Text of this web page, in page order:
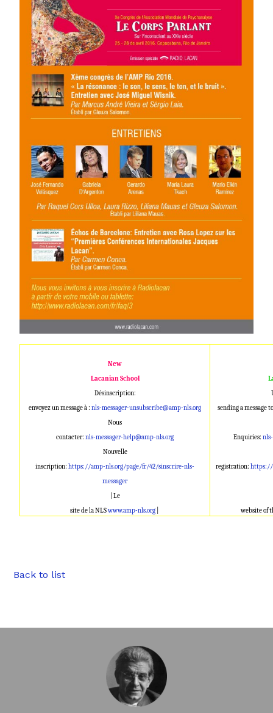
New
Lacanian School
Désinscription:
envoyez un message à :nls-messager-unsubscribe@amp-nls.org
Nous
contacter:nls-messager-help@amp-nls.org
Nouvelle
inscription:https://amp-nls.org/page/fr/42/sinscrire-nls-
messager
| Le
site de la NLSwww.amp-nls.org
sending a message
Enquiries:
registration:https://
website of
Back to list